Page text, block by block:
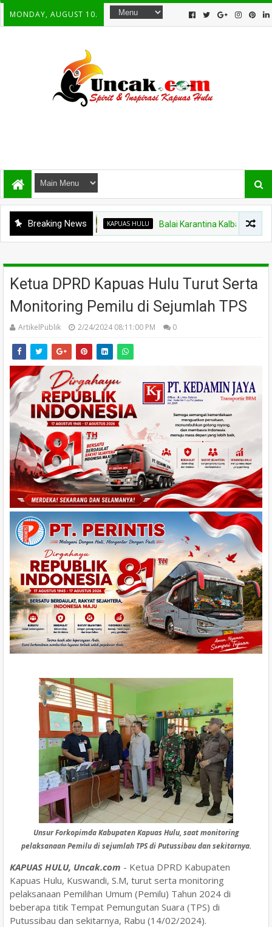
MONDAY, AUGUST 10.
Breaking NewsKAPUAS HULU Balai Karantina Kalbar Tinjau Jalur
Ketua DPRD Kapuas Hulu Turut Serta
Monitoring Pemilu di Sejumlah TPS
ArtikelPublik 2/24/2024 08:11:00 PM 0
Unsur Forkopimda Kabupaten Kapuas Hulu, saat monitoring
pelaksanaan Pemilu di sejumlah TPS di Putussibau dan sekitarnya.
KAPUAS HULU, Uncak.com - Ketua DPRD Kabupaten
Kapuas Hulu, Kuswandi, S.M, turut serta monitoring
pelaksanaan Pemilihan Umum (Pemilu) Tahun 2024 di
beberapa titik Tempat Pemungutan Suara (TPS) di
Putussibau dan sekitarnya, Rabu (14/02/2024).